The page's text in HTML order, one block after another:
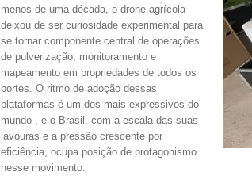
menos de uma década, o drone agrícola
deixou de ser curiosidade experimental para
se tornar componente central de operações
de pulverização, monitoramento e
mapeamento em propriedades de todos os
portes. O ritmo de adoção dessas
plataformas é um dos mais expressivos do
mundo , e o Brasil, com a escala das suas
lavouras e a pressão crescente por
eficiência, ocupa posição de protagonismo
nesse movimento.